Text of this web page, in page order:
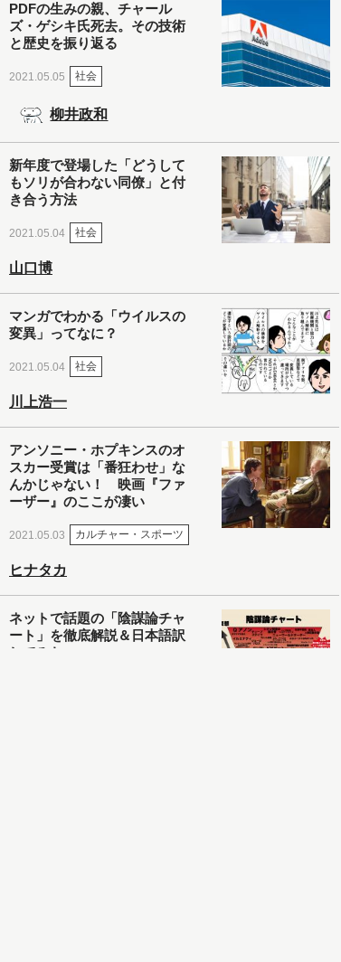
PDFの生みの親、チャール
ズ・ゲシキ氏死去。その技術
と歴史を振り返る
2021.05.05 社会
柳井政和
新年度で登場した「どうして
もソリが合わない同僚」と付
き合う方法
2021.05.04 社会
山口博
マンガでわかる「ウイルスの
変異」ってなに？
2021.05.04 社会
川上浩一
アンソニー・ホプキンスのオ
スカー受賞は「番狂わせ」な
んかじゃない！ 映画『ファ
ーザー』のここが凄い
2021.05.03 カルチャー・スポーツ
ヒナタカ
ネットで話題の「陰謀論チャ
ート」を徹底解説＆日本語訳
してみた